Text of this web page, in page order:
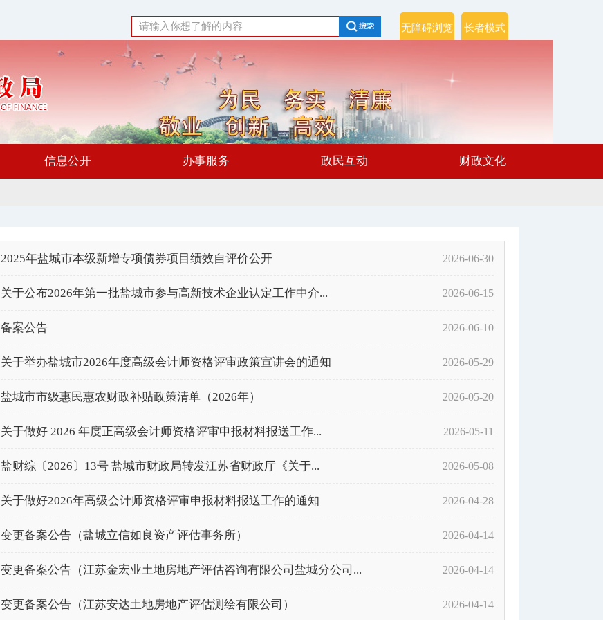
无障碍浏览 长者模式
信息公开 办事服务 政民互动 财政文化
2025年盐城市本级新增专项债券项目绩效自评价公开 2026-06-30
​关于公布2026年第一批盐城市参与高新技术企业认定工作中介... 2026-06-15
备案公告 2026-06-10
关于举办盐城市2026年度高级会计师资格评审政策宣讲会的通知 2026-05-29
盐城市市级惠民惠农财政补贴政策清单（2026年） 2026-05-20
关于做好 2026 年度正高级会计师资格评审申报材料报送工作... 2026-05-11
盐财综〔2026〕13号 盐城市财政局转发江苏省财政厅《关于... 2026-05-08
关于做好2026年高级会计师资格评审申报材料报送工作的通知 2026-04-28
变更备案公告（盐城立信如良资产评估事务所） 2026-04-14
变更备案公告（江苏金宏业土地房地产评估咨询有限公司盐城分公司... 2026-04-14
变更备案公告（江苏安达土地房地产评估测绘有限公司） 2026-04-14